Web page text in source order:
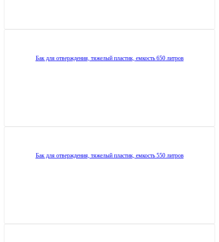
Бак для отверждения, тяжелый пластик, емкость 650 литров
Бак для отверждения, тяжелый пластик, емкость 550 литров